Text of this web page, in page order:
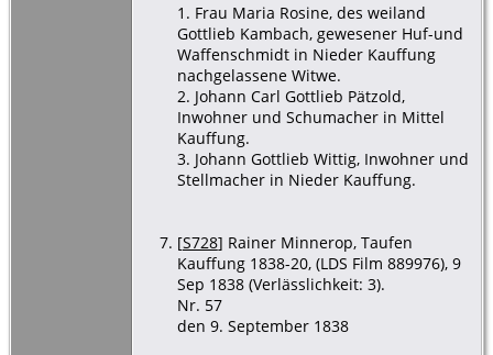
1. Frau Maria Rosine, des weiland
Gottlieb Kambach, gewesener Huf-und
Waffenschmidt in Nieder Kauffung
nachgelassene Witwe.
2. Johann Carl Gottlieb Pätzold,
Inwohner und Schumacher in Mittel
Kauffung.
3. Johann Gottlieb Wittig, Inwohner und
Stellmacher in Nieder Kauffung.
[S728] Rainer Minnerop, Taufen
Kauffung 1838-20, (LDS Film 889976), 9
Sep 1838 (Verlässlichkeit: 3).
Nr. 57
den 9. September 1838